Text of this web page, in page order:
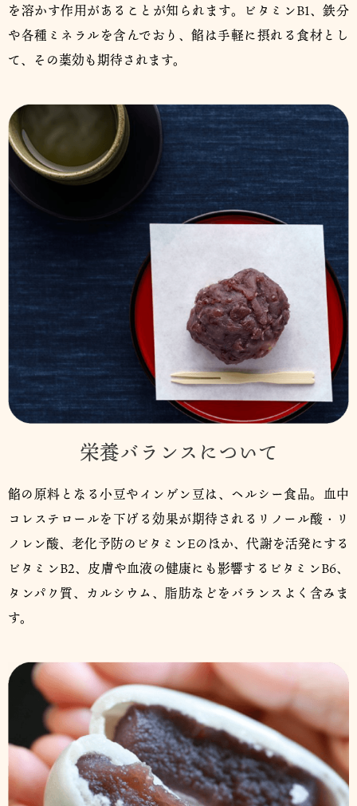
を溶かす作用があることが知られます。ビタミンB1、鉄分
や各種ミネラルを含んでおり、餡は手軽に摂れる食材とし
て、その薬効も期待されます。
栄養バランスについて
餡の原料となる小豆やインゲン豆は、ヘルシー食品。血中
コレステロールを下げる効果が期待されるリノール酸・リ
ノレン酸、老化予防のビタミンEのほか、代謝を活発にする
ビタミンB2、皮膚や血液の健康にも影響するビタミンB6、
タンパク質、カルシウム、脂肪などをバランスよく含みま
す。